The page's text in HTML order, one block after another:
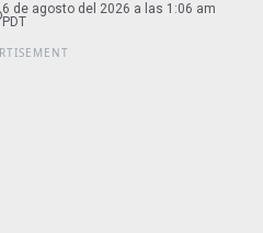
6 de agosto del 2026 a las 1:06 am
PDT